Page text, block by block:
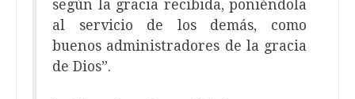
según la gracia recibida, poniéndola
al servicio de los demás, como
buenos administradores de la gracia
de Dios”.